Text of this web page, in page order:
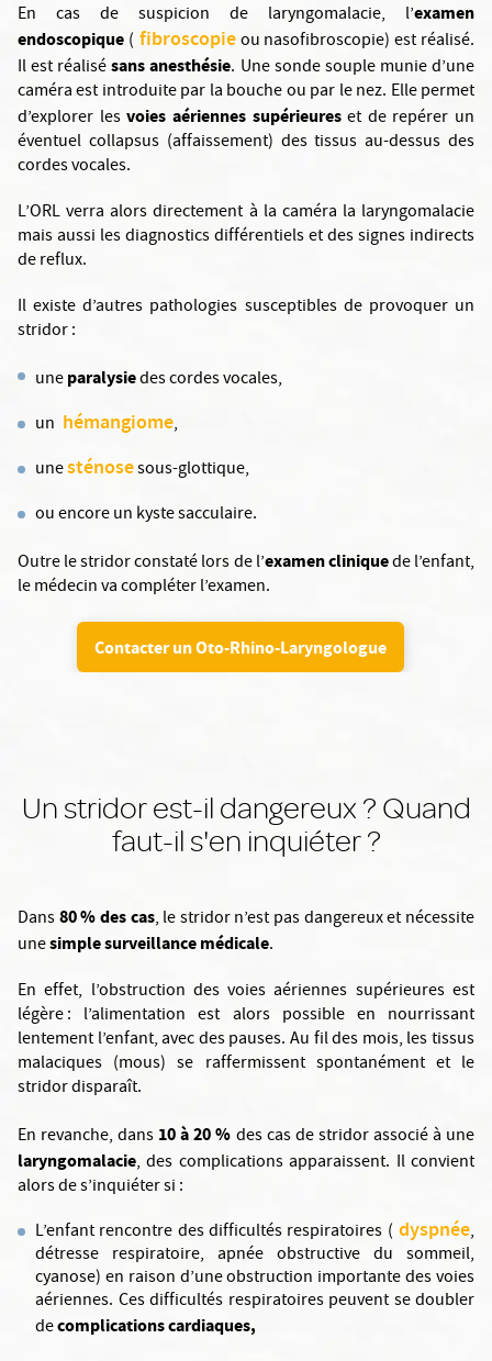
En cas de suspicion de laryngomalacie, l’examen
endoscopique ( fibroscopieou nasofibroscopie) est réalisé.
Il est réalisésans anesthésie. Une sonde souple munie d’une
caméra est introduite par la bouche ou par le nez. Elle permet
d’explorer lesvoies aériennes supérieureset de repérer un
éventuel collapsus (affaissement) des tissus au-dessus des
cordes vocales.
L’ORL verra alors directement à la caméra la laryngomalacie
mais aussi les diagnostics différentiels et des signes indirects
de reflux.
Il existe d’autres pathologies susceptibles de provoquer un
stridor :
uneparalysiedes cordes vocales,
un hémangiome,
unesténosesous-glottique,
ou encore un kyste sacculaire.
Outre le stridor constaté lors de l’examen cliniquede l’enfant,
le médecin va compléter l’examen.
Contacter un Oto-Rhino-Laryngologue
Un stridor est-il dangereux ? Quand
faut-il s'en inquiéter ?
Dans80 % des cas, le stridor n’est pas dangereux et nécessite
unesimple surveillance médicale.
En effet, l’obstruction des voies aériennes supérieures est
légère : l’alimentation est alors possible en nourrissant
lentement l’enfant, avec des pauses. Au fil des mois, les tissus
malaciques (mous) se raffermissent spontanément et le
stridor disparaît.
En revanche, dans 10 à 20 % des cas de stridor associé à une
laryngomalacie, des complications apparaissent. Il convient
alors de s’inquiéter si :
L’enfant rencontre des difficultés respiratoires ( dyspnée,
détresse respiratoire, apnée obstructive du sommeil,
cyanose) en raison d’une obstruction importante des voies
aériennes. Ces difficultés respiratoires peuvent se doubler
decomplications cardiaques,